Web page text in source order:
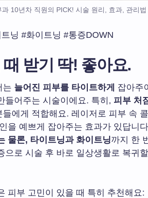
10년차 직원의 PICK! 시술 원리, 효과, 관리
닝 #화이트닝 #통증DOWN
받기 딱! 좋아요.
는 늘어진 피부를 타이트하게 잡아주
들어주는 시술이에요. 특히, 피부 처
에게 적합해요. 레이저로 피부 속
을 예쁘게 잡아주는 효과가 있답니
물론, 타이트닝과 화이트닝까지 한
으로 시술 후 바로 일상생활로 복귀
피부 고민이 있을 때 특히 추천해요: